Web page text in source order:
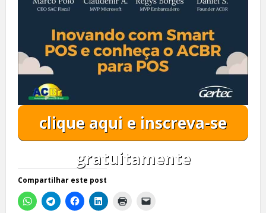
clique aqui e inscreva-se
gratuitamente
Compartilhar este post